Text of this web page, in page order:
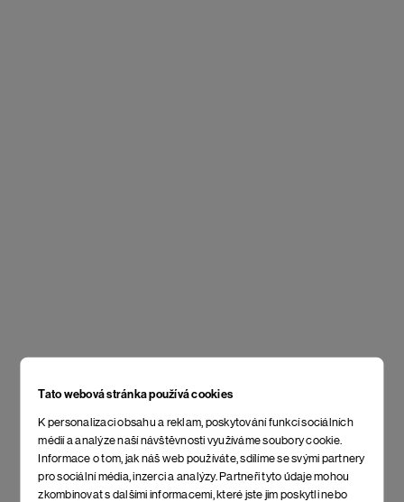
Tato webová stránka používá cookies
K personalizaci obsahu a reklam, poskytování funkcí sociálních
médií a analýze naší návštěvnosti využíváme soubory cookie.
Informace o tom, jak náš web používáte, sdílíme se svými partnery
pro sociální média, inzerci a analýzy. Partneři tyto údaje mohou
zkombinovat s dalšími informacemi, které jste jim poskytli nebo